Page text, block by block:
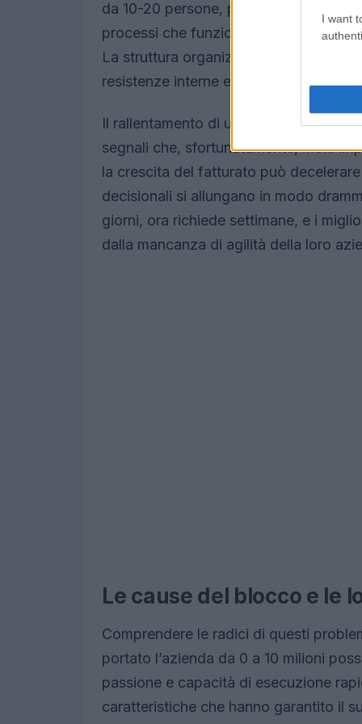
I want
da 10-20 persone, può arrivare a 50-
processi che funzionavano in un
La struttura organizzativa, da piatta,
resistenze interne e conflitti tra i vari
Il rallentamento di una scale-up non è
segnali che, sfortunatamente, molti
la crescita del fatturato può
decisionali si allungano in modo
giorni, ora richiede settimane, e i
dalla mancanza di agilità della loro
Le cause del blocco e le
Comprendere le radici di questi
portato l’azienda da 0 a 10 milioni
passione e capacità di esecuzione
caratteristiche che hanno garantito il